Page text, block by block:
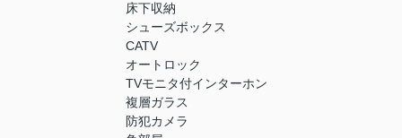
床下収納
シューズボックス
CATV
オートロック
TVモニタ付インターホン
複層ガラス
防犯カメラ